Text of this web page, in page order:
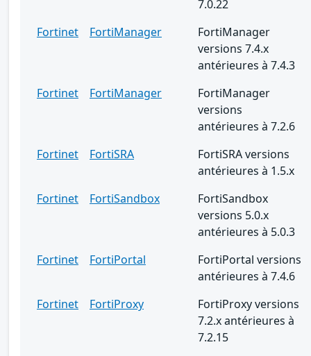
7.0.22
Fortinet
FortiManager
FortiManager
versions 7.4.x
antérieures à 7.4.3
Fortinet
FortiManager
FortiManager
versions
antérieures à 7.2.6
Fortinet
FortiSRA
FortiSRA versions
antérieures à 1.5.x
Fortinet
FortiSandbox
FortiSandbox
versions 5.0.x
antérieures à 5.0.3
Fortinet
FortiPortal
FortiPortal versions
antérieures à 7.4.6
Fortinet
FortiProxy
FortiProxy versions
7.2.x antérieures à
7.2.15